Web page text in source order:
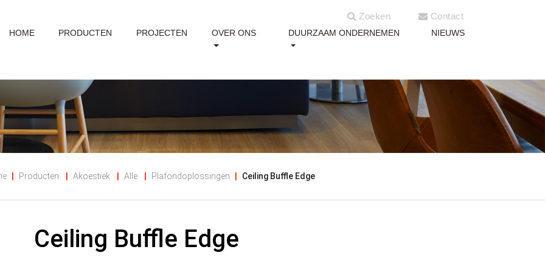
Zoeken Contact
HOME PRODUCTEN PROJECTEN OVER ONS DUURZAAM ONDERNEMEN NIEUWS
Producten Akoestiek Alle Plafondoplossingen Ceiling Buffle Edge
Ceiling Buffle Edge